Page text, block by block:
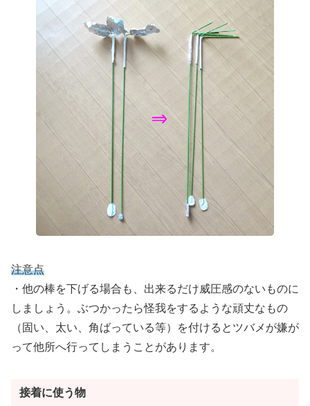
注意点
・他の棒を下げる場合も、出来るだけ威圧感のないものに
しましょう。ぶつかったら怪我をするような頑丈なもの
（固い、太い、角ばっている等）を付けるとツバメが嫌が
って他所へ行ってしまうことがあります。
接着に使う物